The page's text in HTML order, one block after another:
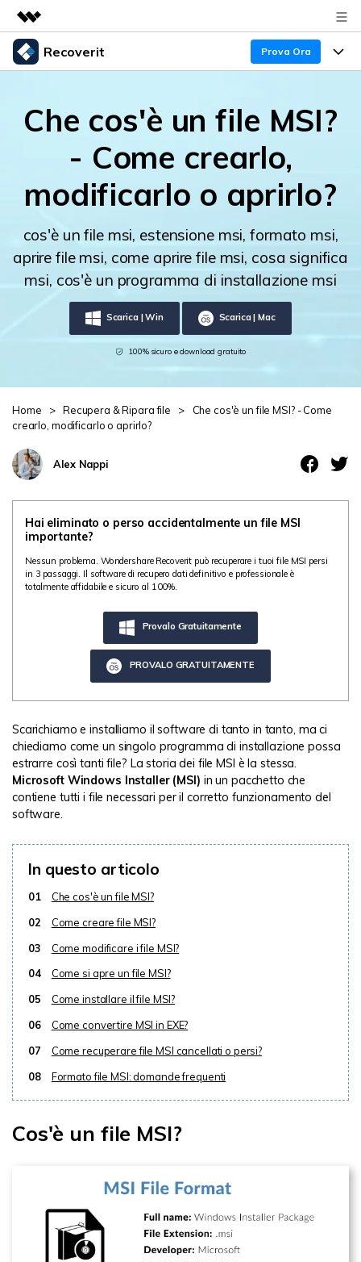
Prodotti in evidenza
Panoramica
Chi siamo
Supporto
Recoverit Prova Ora
Recupero Dati
Funzionalità
Recover file Media
Recover From Devices
Controlla tutte le caratteristiche
Problemi del Computer
Problemi del Dispositivo Archiviazione
Centro di conoscenza
Supporto
Guida
50% OFF!
SCARICA ORA Accedi
search
Che cos'è un file MSI?
- Come crearlo,
modificarlo o aprirlo?
cos'è un file msi, estensione msi, formato msi,
aprire file msi, come aprire file msi, cosa significa
msi, cos'è un programma di installazione msi
Scarica | Win Scarica | Mac
100% sicuro e download gratuito
Home > Recupera & Ripara file >
Che cos'è un file MSI? - Come
crearlo, modificarlo o aprirlo?
Alex Nappi
Hai eliminato o perso accidentalmente un file MSI
importante?
Nessun problema. Wondershare Recoverit può recuperare i tuoi file MSI persi
in 3 passaggi. Il software di recupero dati definitivo e professionale è
totalmente affidabile e sicuro al 100%.
Provalo Gratuitamente
PROVALO GRATUITAMENTE
Scarichiamo e installiamo il software di tanto in tanto, ma ci
chiediamo come un singolo programma di installazione possa
estrarre così tanti file? La storia dei file MSI è la stessa.
Microsoft Windows Installer (MSI) in un pacchetto che
contiene tutti i file necessari per il corretto funzionamento del
software.
In questo articolo
01
Che cos'è un file MSI?
02
Come creare file MSI?
03
Come modificare i file MSI?
04
Come si apre un file MSI?
05
Come installare il file MSI?
06
Come convertire MSI in EXE?
07
Come recuperare file MSI cancellati o persi?
08
Formato file MSI: domande frequenti
Cos'è un file MSI?